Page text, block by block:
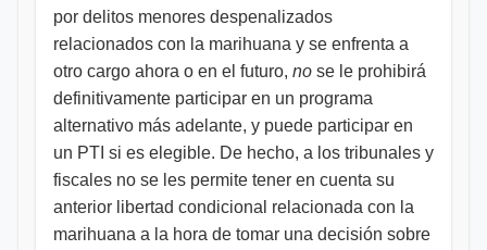
por delitos menores despenalizados
relacionados con la marihuana y se enfrenta a
otro cargo ahora o en el futuro, no se le prohibirá
definitivamente participar en un programa
alternativo más adelante, y puede participar en
un PTI si es elegible. De hecho, a los tribunales y
fiscales no se les permite tener en cuenta su
anterior libertad condicional relacionada con la
marihuana a la hora de tomar una decisión sobre